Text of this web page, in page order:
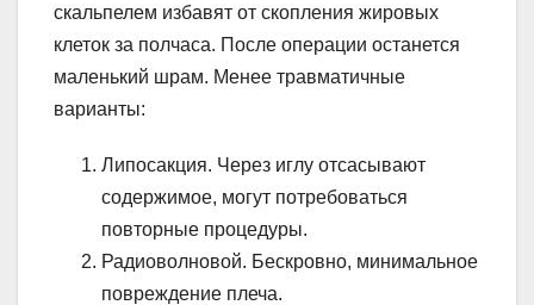
скальпелем избавят от скопления жировых
клеток за полчаса. После операции останется
маленький шрам. Менее травматичные
варианты:
Липосакция. Через иглу отсасывают
содержимое, могут потребоваться
повторные процедуры.
Радиоволновой. Бескровно, минимальное
повреждение плеча.